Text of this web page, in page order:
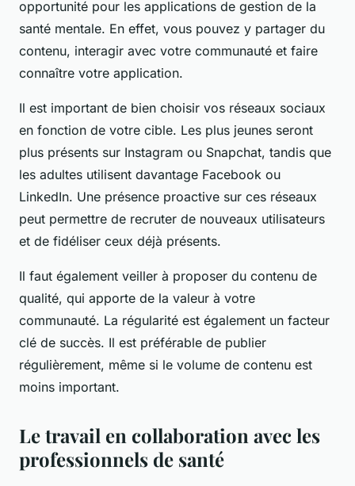
opportunité pour les applications de gestion de la
santé mentale. En effet, vous pouvez y partager du
contenu, interagir avec votre communauté et faire
connaître votre application.
Il est important de bien choisir vos réseaux sociaux
en fonction de votre cible. Les plus jeunes seront
plus présents sur Instagram ou Snapchat, tandis que
les adultes utilisent davantage Facebook ou
LinkedIn. Une présence proactive sur ces réseaux
peut permettre de recruter de nouveaux utilisateurs
et de fidéliser ceux déjà présents.
Il faut également veiller à proposer du contenu de
qualité, qui apporte de la valeur à votre
communauté. La régularité est également un facteur
clé de succès. Il est préférable de publier
régulièrement, même si le volume de contenu est
moins important.
Le travail en collaboration avec les
professionnels de santé